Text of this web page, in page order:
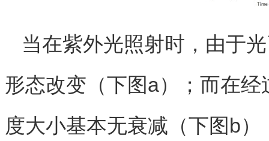
当在紫外光照射时，由于
形态改变（下图a）；而在
度大小基本无衰减（下图b